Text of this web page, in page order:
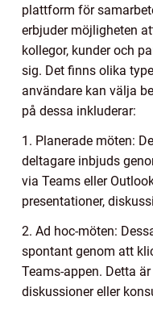
plattform för
erbjuder möjligheten
kollegor, kunder och
sig. Det finns olika
användare kan välja
på dessa inkluderar:
1. Planerade möten:
deltagare inbjuds
via Teams eller
presentationer,
2. Ad hoc-möten:
spontant genom att
Teams-appen. Detta
diskussioner eller